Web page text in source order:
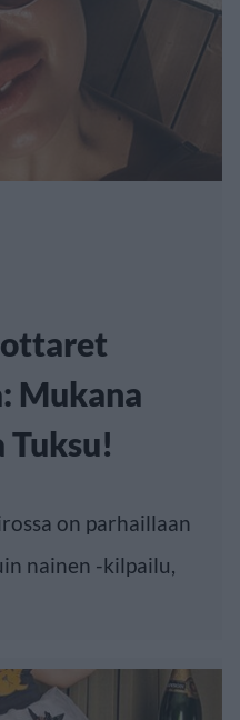
Mukana
on parhaillaan
nainen -kilpailu,